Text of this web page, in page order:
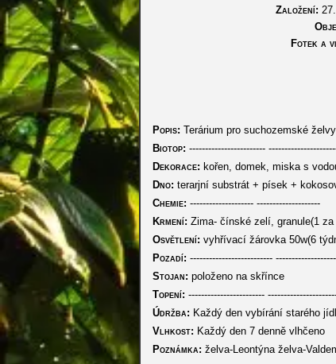
Založení:
Fotek a
Popis: Terárium pro suchozemské
Biotop: ------------------------
Dekorace: kořen, domek, miska s
Dno: terarjní substrát + písek +
Chemie: -------------------- --------------------
Krmení: Zima- čínské zelí, granule(1
Osvětlení: vyhřívací žárovka 50w(6
Pozadí: --------------------------
Stojan: položeno na skřínce
Topení: ------------------------
Údržba: Každý den vybírání starého
Vlhkost: Každý den 7 denně vlhčeno
Poznámka: želva-Leontýna želva-